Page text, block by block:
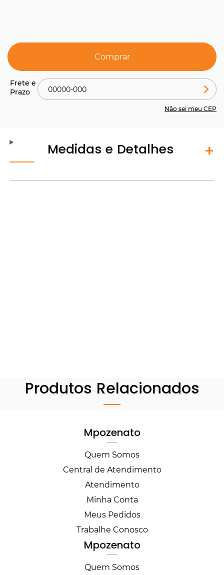
Comprar
Não sei meu CEP
Medidas e Detalhes
Produtos Relacionados
Mpozenato
Quem Somos
Central de Atendimento
Atendimento
Minha Conta
Meus Pedidos
Trabalhe Conosco
Mpozenato
Quem Somos